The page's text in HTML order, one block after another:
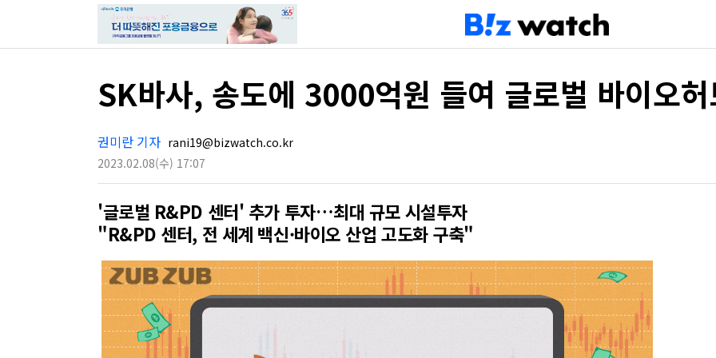
SK바사, 송도에 3000억원 들여 글로벌 바이오
권미란 기자 rani19@bizwatch.co.kr
2023.02.08(수) 17:07
'글로벌 R&PD 센터' 추가 투자…최대 규모 시설투자
"R&PD 센터, 전 세계 백신·바이오 산업 고도화 구축"